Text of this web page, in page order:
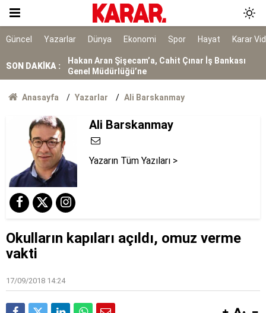
Güncel Yazarlar Dünya Ekonomi Spor Hayat Karar
SON DAKİKA :
İstanbul'da gece boyu nem uyarısı: Yüzde 96'ya
çıkacak
Genel Müdürlüğü’ne
Ödül beklerken ceza geldi
Rusya açıklarındaki Türk gemisine İHA saldırısı
O bizim yoldaşımız
Davutoğlu’ndan Gannuşi için uluslararası imza
kampanyasına destek
Gürlek: Eğer bir tuğla çekilmesi gerekiyorsa o
Anasayfa Yazarlar Ali Barskanmay
Ali Barskanmay
Yazarın Tüm Yazıları >
Okulların kapıları açıldı, omuz verme
vakti
17/09/2018 14:24